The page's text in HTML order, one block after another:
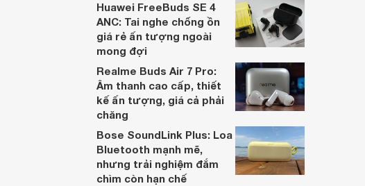
Huawei FreeBuds SE 4
ANC: Tai nghe chống ồn
giá rẻ ấn tượng ngoài
mong đợi
Realme Buds Air 7 Pro:
Âm thanh cao cấp, thiết
kế ấn tượng, giá cả phải
chăng
Bose SoundLink Plus: Loa
Bluetooth mạnh mẽ,
nhưng trải nghiệm đắm
chìm còn hạn chế